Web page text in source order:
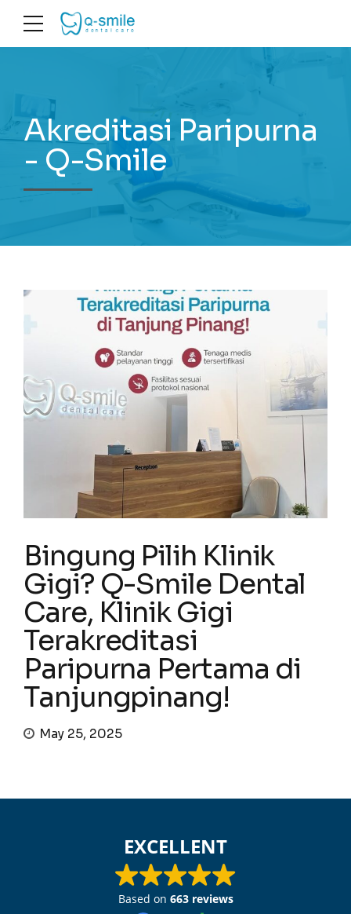
Akreditasi Paripurna
- Q-Smile
Bingung Pilih Klinik
Gigi? Q-Smile Dental
Care, Klinik Gigi
Terakreditasi
Paripurna Pertama di
Tanjungpinang!
May 25, 2025
EXCELLENT
Based on 663 reviews